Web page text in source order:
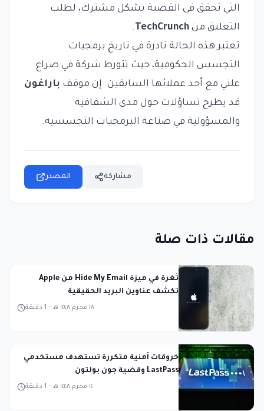
التي تحقق في القضية بشكل مشترك، لطلب
التعليق من TechCrunch
.
تعتبر هذه الحالة نادرة في تاريخ برمجيات
التجسس الحكومية، حيث تتورط شركة في صراع
علني مع أحد عملائها السابقين. إن موقف باراغون
قد يطرح تساؤلات حول مدى الشفافية
والمسؤولية في صناعة البرمجيات التجسسية.
المصدر مشاركة
مقالات ذات صلة
ثغرة في ميزة Hide My Email من Apple
تكشف عناوين البريد الحقيقية
1 دقيقة - ١٨ محرم ١٤٤٨ هـ
خروقات أمنية متكررة تستهدف مستخدمي
LastPass وقضية جون بولتون
1 دقيقة - ١٤ محرم ١٤٤٨ هـ